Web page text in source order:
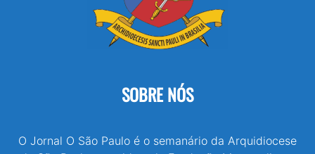
SOBRE NÓS
O Jornal O São Paulo é o semanário da Arquidiocese